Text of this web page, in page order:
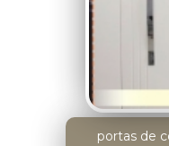
portas de